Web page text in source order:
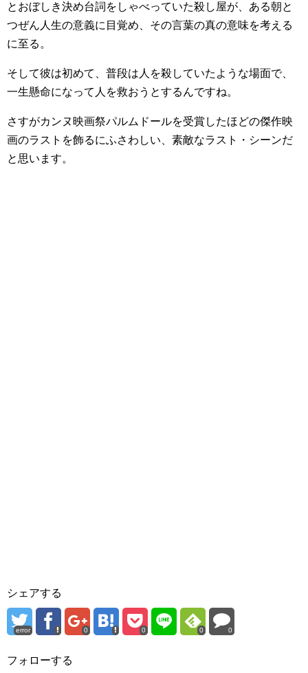
とおぼしき決め台詞をしゃべっていた殺し屋が、ある朝と
つぜん人生の意義に目覚め、その言葉の真の意味を考える
に至る。
そして彼は初めて、普段は人を殺していたような場面で、
一生懸命になって人を救おうとするんですね。
さすがカンヌ映画祭パルムドールを受賞したほどの傑作映
画のラストを飾るにふさわしい、素敵なラスト・シーンだ
と思います。
シェアする
error 0 0 0 0
フォローする